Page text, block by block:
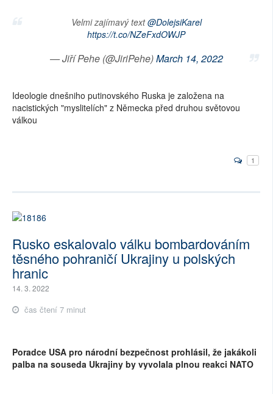
Velmi zajímavý text@DolejsiKarel
https://t.co/NZeFxdOWJP
— Jiří Pehe (@JiriPehe)March 14, 2022
Ideologie dnešniho putinovského Ruska je založena na
nacistických "myslitelích" z Německa před druhou světovou
válkou
1
Rusko eskalovalo válku bombardováním
těsného pohraničí Ukrajiny u polských
hranic
14. 3. 2022
čas čtení 7 minut
Poradce USA pro národní bezpečnost prohlásil, že jakákoli
palba na souseda Ukrajiny by vyvolala plnou reakci NATO